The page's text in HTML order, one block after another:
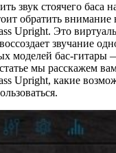
звук стоячего баса
обратить внимание
Upright. Это
звучание
моделей бас-гитары
мы расскажем
Upright, какие